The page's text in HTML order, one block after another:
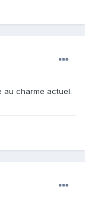
au charme actuel.